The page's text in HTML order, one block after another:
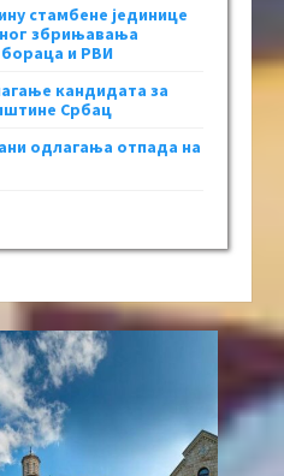
стамбене јединице
збрињавања
и РВИ
кандидата за
Србац
одлагања отпада на